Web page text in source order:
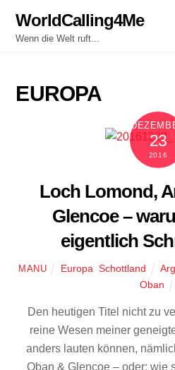
content
WorldCalling4Me
Wenn die Welt ruft...
EUROPA
23
2016
Loch Lomond,
Glencoe –
eigentlich
MANU Europa ,Schottland
Oban
Den heutigen Titel nicht zu
reine Wesen meiner
anders lauten können,
Oban & Glencoe – oder: wie